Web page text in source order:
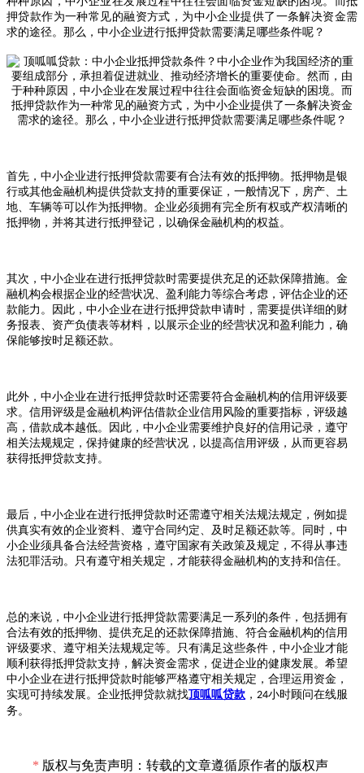
押贷款作为一种常见的融资方式，为中小企业提供了一条解决资金需
求的途径。那么，中小企业进行抵押贷款需要满足哪些条件呢？
首先，中小企业进行抵押贷款需要有合法有效的抵押物。抵押物是银
行或其他金融机构提供贷款支持的重要保证，一般情况下，房产、土
地、车辆等可以作为抵押物。企业必须拥有完全所有权或产权清晰的
抵押物，并将其进行抵押登记，以确保金融机构的权益。
其次，中小企业在进行抵押贷款时需要提供充足的还款保障措施。金
融机构会根据企业的经营状况、盈利能力等综合考虑，评估企业的还
款能力。因此，中小企业在进行抵押贷款申请时，需要提供详细的财
务报表、资产负债表等材料，以展示企业的经营状况和盈利能力，确
保能够按时足额还款。
此外，中小企业在进行抵押贷款时还需要符合金融机构的信用评级要
求。信用评级是金融机构评估借款企业信用风险的重要指标，评级越
高，借款成本越低。因此，中小企业需要维护良好的信用记录，遵守
相关法规规定，保持健康的经营状况，以提高信用评级，从而更容易
获得抵押贷款支持。
最后，中小企业在进行抵押贷款时还需遵守相关法规法规定，例如提
供真实有效的企业资料、遵守合同约定、及时足额还款等。同时，中
小企业须具备合法经营资格，遵守国家有关政策及规定，不得从事违
法犯罪活动。只有遵守相关规定，才能获得金融机构的支持和信任。
总的来说，中小企业进行抵押贷款需要满足一系列的条件，包括拥有
合法有效的抵押物、提供充足的还款保障措施、符合金融机构的信用
评级要求、遵守相关法规规定等。只有满足这些条件，中小企业才能
顺利获得抵押贷款支持，解决资金需求，促进企业的健康发展。希望
中小企业在进行抵押贷款时能够严格遵守相关规定，合理运用资金，
实现可持续发展。企业抵押贷款就找顶呱呱贷款 ， 24小时顾问在线服
务。
* 版权与免责声明：转载的文章遵循原作者的版权声